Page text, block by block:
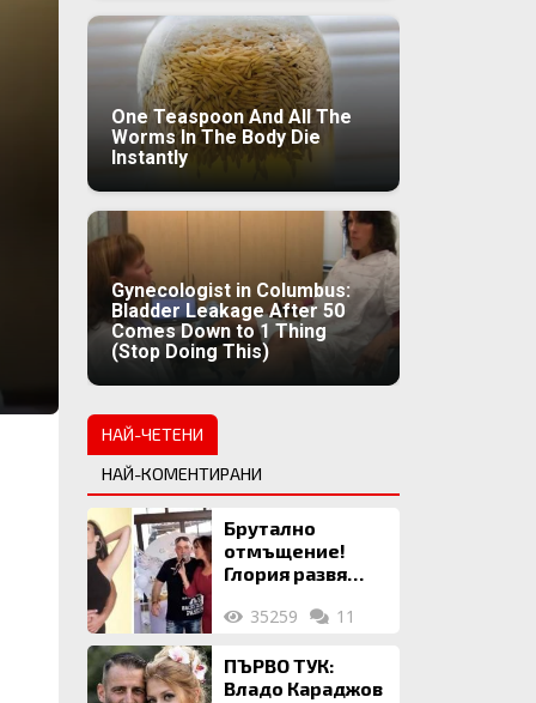
One Teaspoon And All The
Worms In The Body Die
Instantly
Gynecologist in Columbus:
Bladder Leakage After 50
Comes Down to 1 Thing
(Stop Doing This)
НАЙ-ЧЕТЕНИ
НАЙ-КОМЕНТИРАНИ
Брутално
отмъщение!
Глория развя
на Илия: Ожени
жена, заряза
Симона, за да
35259 11
ПЪРВО ТУК:
Владо Караджов